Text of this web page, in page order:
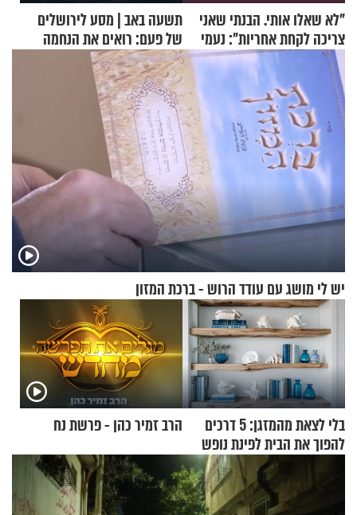
"לא שאלו אותי. הבנתי שאני
צריכה לקחת אחריות": נעמי
בנט בריאיון אישי
תשעה באב | מסע לירושלים
של פעם: רואים את הנחמה
יש לי מושג עם עודד הרוש - ברכת המזון
בלי לצאת מהמזגן: 5 דרכים
להפוך את הבית לפינת נופש
הרב זמיר כהן - פרשת נח